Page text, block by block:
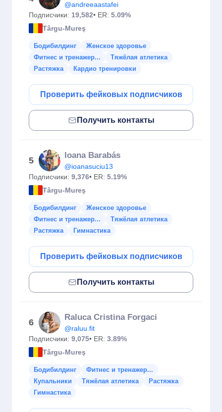
@andreeaastafei
Подписчики: 19,582• ER: 5.09%
Târgu-Mureş
Бодибилдинг
Женское здоровье
Фитнес и тренажер...
Тяжёлая атлетика
Растяжка
Кардио тренировки
Проверить фейковых подписчиков
Получить контакты
5
Ioana Barabás
@ioanasuciu13
Подписчики: 9,376• ER: 5.19%
Târgu-Mureş
Бодибилдинг
Женское здоровье
Фитнес и тренажер...
Тяжёлая атлетика
Растяжка
Гимнастика
Проверить фейковых подписчиков
Получить контакты
6
Raluca Cristina Forgaci
@raluu.fit
Подписчики: 9,075• ER: 3.89%
Târgu-Mureş
Бодибилдинг
Фитнес и тренажер...
Купальники
Тяжёлая атлетика
Растяжка
Гимнастика